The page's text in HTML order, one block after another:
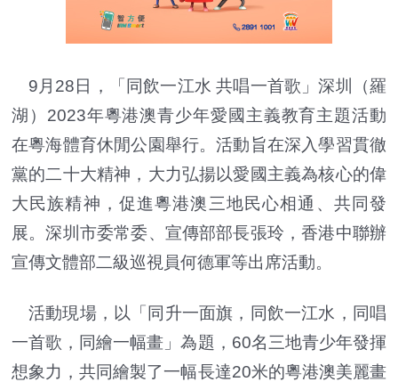
9月28日，「同飲一江水 共唱一首歌」深圳（羅
湖）2023年粵港澳青少年愛國主義教育主題活動
在粵海體育休閒公園舉行。活動旨在深入學習貫徹
黨的二十大精神，大力弘揚以愛國主義為核心的偉
大民族精神，促進粵港澳三地民心相通、共同發
展。深圳市委常委、宣傳部部長張玲，香港中聯辦
宣傳文體部二級巡視員何德軍等出席活動。
活動現場，以「同升一面旗，同飲一江水，同唱
一首歌，同繪一幅畫」為題，60名三地青少年發揮
想象力，共同繪製了一幅長達20米的粵港澳美麗畫